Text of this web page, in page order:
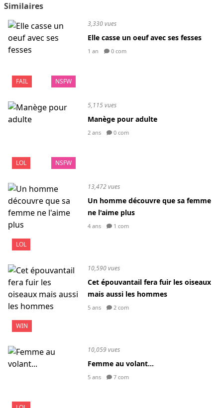
Similaires
FAIL NSFW
3,330 vues
Elle casse un oeuf avec ses fesses
1 an 0 com
LOL NSFW
5,115 vues
Manège pour adulte
2 ans 0 com
LOL
13,472 vues
Un homme découvre que sa femme
ne l'aime plus
4 ans 1 com
WIN
10,590 vues
Cet épouvantail fera fuir les oiseaux
mais aussi les hommes
5 ans 2 com
10,059 vues
Femme au volant...
5 ans 7 com